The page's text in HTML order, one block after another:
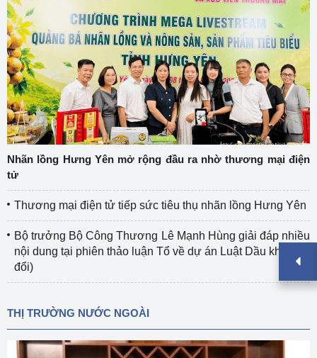
Nhãn lồng Hưng Yên mở rộng đầu ra nhờ thương mại điện
tử
Thương mại điện tử tiếp sức tiêu thụ nhãn lồng Hưng Yên
Bộ trưởng Bộ Công Thương Lê Mạnh Hùng giải đáp nhiều
nội dung tại phiên thảo luận Tổ về dự án Luật Dầu khí (sửa
đổi)
THỊ TRƯỜNG NƯỚC NGOÀI